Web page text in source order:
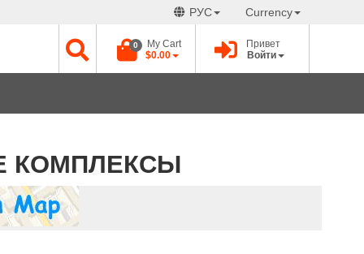
РУС Currency
My Cart
0
$0.00
Привет
Войти
КОМПЛЕКСЫ